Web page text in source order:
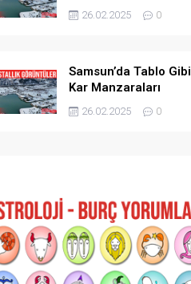
26.02.2025 0
Samsun’da Tablo Gibi
Kar Manzaraları
26.02.2025 0